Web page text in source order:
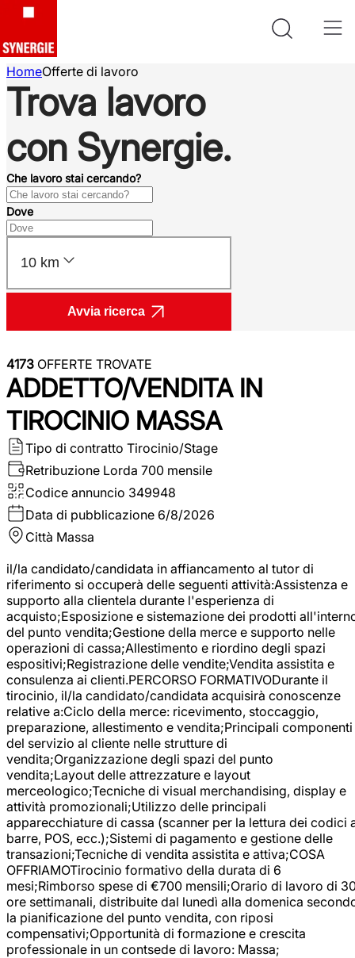
HomeOfferte di lavoro
Trova lavoro
con Synergie.
Che lavoro stai cercando?
Dove
10 km
Avvia ricerca
4173 OFFERTE TROVATE
ADDETTO/VENDITA IN
TIROCINIO MASSA
Tipo di contratto Tirocinio/Stage
Retribuzione Lorda 700 mensile
Codice annuncio 349948
Data di pubblicazione 6/8/2026
Città Massa
il/la candidato/candidata in affiancamento al tutor di
riferimento si occuperà delle seguenti attività:Assistenza e
supporto alla clientela durante l'esperienza di
acquisto;Esposizione e sistemazione dei prodotti
del punto vendita;Gestione della merce e supporto nelle
operazioni di cassa;Allestimento e riordino degli spazi
espositivi;Registrazione delle vendite;Vendita assistita e
consulenza ai clienti.PERCORSO FORMATIVODurante il
tirocinio, il/la candidato/candidata acquisirà conoscenze
relative a:Ciclo della merce: ricevimento, stoccaggio,
preparazione, allestimento e vendita;Principali componenti
del servizio al cliente nelle strutture di
vendita;Organizzazione degli spazi del punto
vendita;Layout delle attrezzature e layout
merceologico;Tecniche di visual merchandising, display e
attività promozionali;Utilizzo delle principali
apparecchiature di cassa (scanner per la lettura dei codici
barre, POS, ecc.);Sistemi di pagamento e gestione delle
transazioni;Tecniche di vendita assistita e attiva;COSA
OFFRIAMOTirocinio formativo della durata di 6
mesi;Rimborso spese di €700 mensili;Orario di lavoro di
ore settimanali, distribuite dal lunedì alla domenica
la pianificazione del punto vendita, con riposi
compensativi;Opportunità di formazione e crescita
professionale in un contsede di lavoro: Massa;